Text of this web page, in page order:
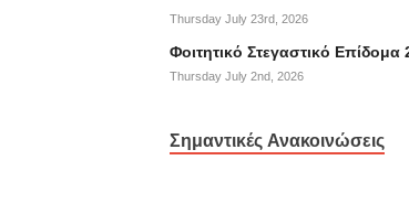
Thursday July 23rd, 2026
Φοιτητικό Στεγαστικό Επίδομα
Thursday July 2nd, 2026
Σημαντικές Ανακοινώσεις